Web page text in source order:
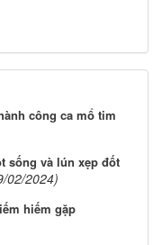
công ca mổ tim
sống và lún xẹp đốt
02/2024)
hiếm gặp